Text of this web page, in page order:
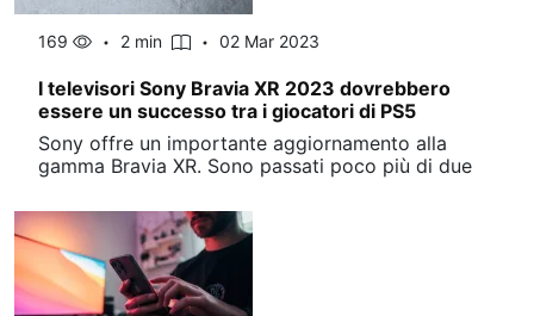
169 2 min 02 Mar 2023
I televisori Sony Bravia XR 2023 dovrebbero
essere un successo tra i giocatori di PS5
Sony offre un importante aggiornamento alla
gamma Bravia XR. Sono passati poco più di due